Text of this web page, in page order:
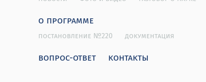
о программе
постановление №220 документация
вопрос-ответ контакты